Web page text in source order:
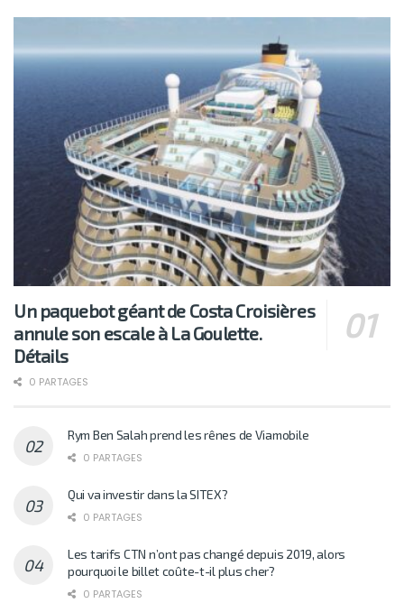
Un paquebot géant de Costa Croisières
annule son escale à La Goulette.
Détails
0 PARTAGES
Rym Ben Salah prend les rênes de Viamobile
0 PARTAGES
Qui va investir dans la SITEX?
0 PARTAGES
Les tarifs CTN n’ont pas changé depuis 2019, alors
pourquoi le billet coûte-t-il plus cher?
0 PARTAGES